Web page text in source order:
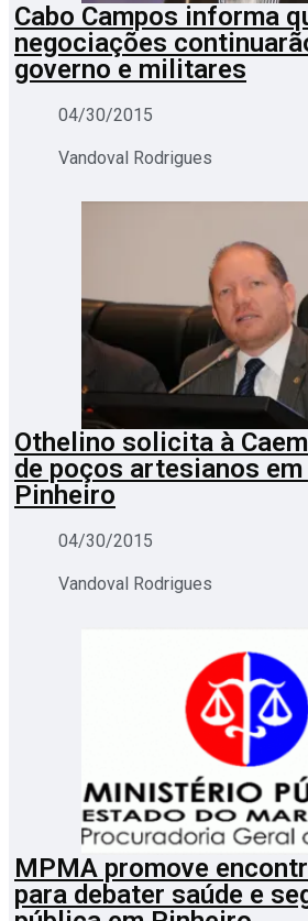
Cabo Campos informa
negociações
governo e militares
04/30/2015
Vandoval Rodrigues
Othelino solicita à
de poços artesianos
Pinheiro
04/30/2015
Vandoval Rodrigues
MPMA promove
para debater saúde e